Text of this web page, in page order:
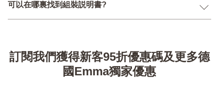
可以在哪裏找到組裝説明書?
訂閱我們獲得新客95折優惠碼及更多德
國Emma獨家優惠